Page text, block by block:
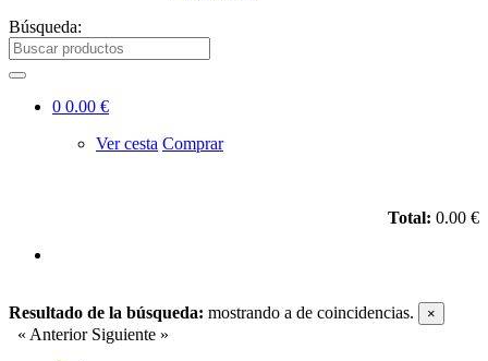
Búsqueda:
0 0.00 €
Ver cesta Comprar
Total: 0.00 €
Resultado de la búsqueda: mostrando a de coincidencias. ×
« Anterior Siguiente »